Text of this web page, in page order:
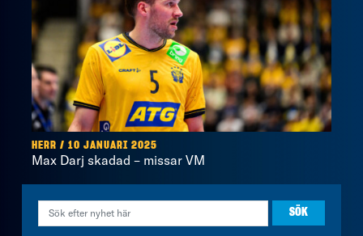
HERR / 10 JANUARI 2025
Max Darj skadad – missar VM